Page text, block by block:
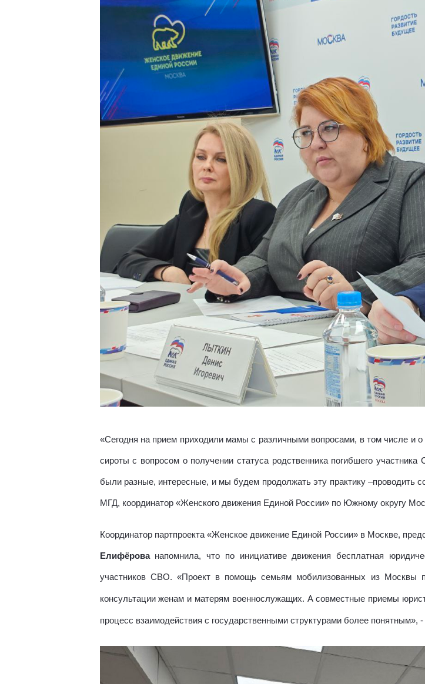
«Сегодня на прием приходили мамы с различными вопросами, в том числе и
сироты с вопросом о получении статуса родственника погибшего
были разные, интересные, и мы будем продолжать эту практику –проводить
МГД, координатор «Женского движения Единой России» по Южному округу
Координатор партпроекта «Женское движение Единой России» в Москве,
Елифёрованапомнила, что по инициативе движения бесплатная
участников СВО. «Проект в помощь семьям мобилизованных из Москвы
консультации женам и матерям военнослужащих. А совместные приемы
процесс взаимодействия с государственными структурами более